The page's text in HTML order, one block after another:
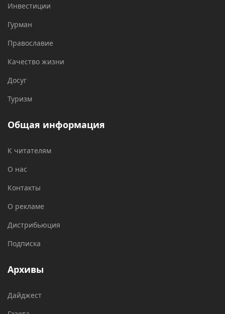
Инвестиции
Гурман
Православие
Качество жизни
Досуг
Туризм
Общая информация
К читателям
О нас
Контакты
О рекламе
Дистрибьюция
Подписка
Архивы
Дайджест